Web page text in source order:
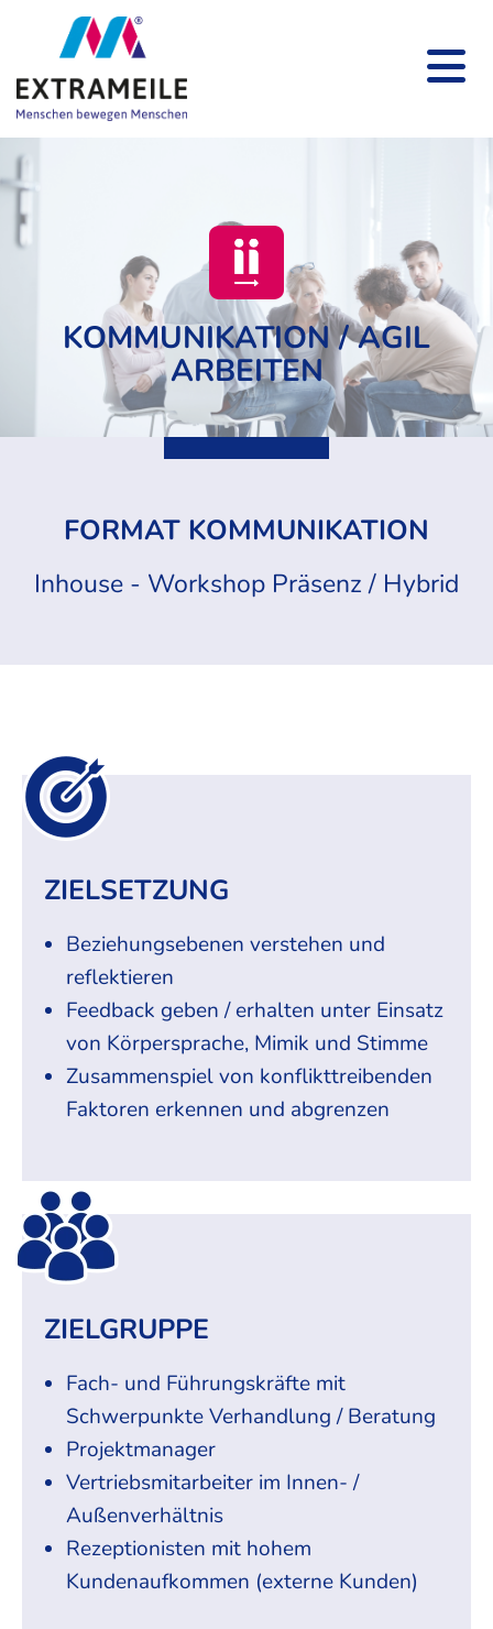
KOMMUNIKATION / AGIL
ARBEITEN
FORMAT KOMMUNIKATION
Inhouse - Workshop Präsenz / Hybrid
ZIELSETZUNG
Beziehungsebenen verstehen und
reflektieren
Feedback geben / erhalten unter Einsatz
von Körpersprache, Mimik und Stimme
Zusammenspiel von konflikttreibenden
Faktoren erkennen und abgrenzen
ZIELGRUPPE
Fach- und Führungskräfte mit
Schwerpunkte Verhandlung / Beratung
Projektmanager
Vertriebsmitarbeiter im Innen- /
Außenverhältnis
Rezeptionisten mit hohem
Kundenaufkommen (externe Kunden)